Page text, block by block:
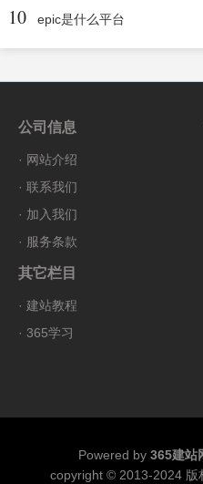
10 epic是什么平台
公司信息
· 网站介绍
· 联系我们
· 加入我们
· 服务条款
其它栏目
· 建站教程
· 365学习
Powered by 365建站
copyright © 2013-2024 版